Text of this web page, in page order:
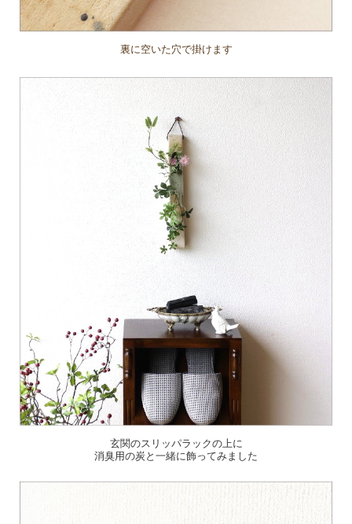
裏に空いた穴で掛けます
玄関のスリッパラックの上に
消臭用の炭と一緒に飾ってみました